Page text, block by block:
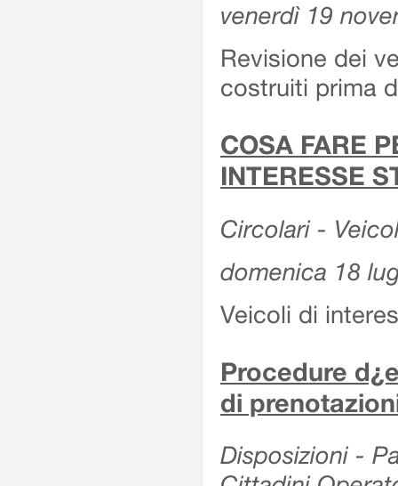
venerdì 19
Revisione dei
costruiti prima
COSA FARE
INTERESSE
Circolari -
domenica 18
Veicoli di
Procedure
di
Disposizioni -